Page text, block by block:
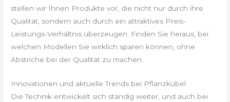
stellen wir Ihnen Produkte vor, die nicht nur durch ihre
Qualität, sondern auch durch ein attraktives Preis-
Leistungs-Verhältnis überzeugen. Finden Sie heraus, bei
welchen Modellen Sie wirklich sparen können, ohne
Abstriche bei der Qualität zu machen.
Innovationen und aktuelle Trends bei Pflanzkübel
Die Technik entwickelt sich ständig weiter, und auch bei